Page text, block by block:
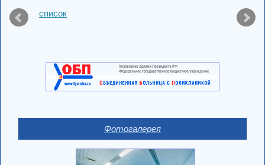
список
Фотогалерея